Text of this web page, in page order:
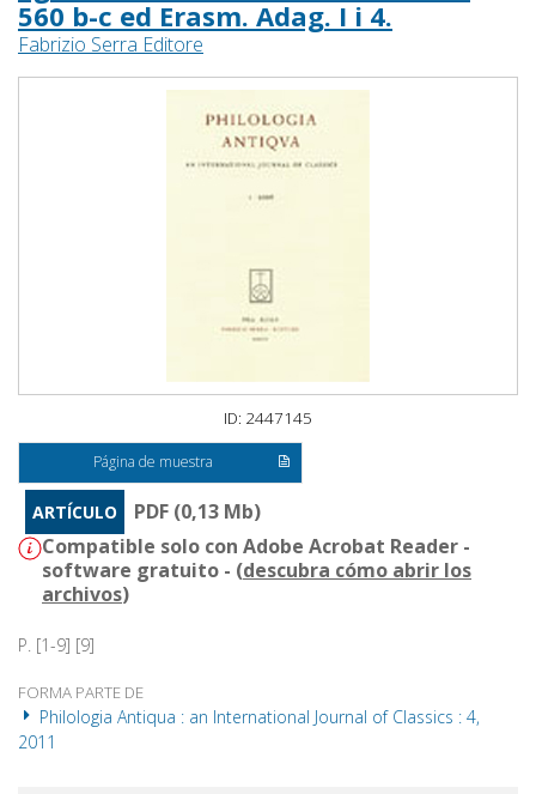
560 b-c ed Erasm. Adag. I i 4.
Fabrizio Serra Editore
ID: 2447145
Página de muestra
ARTÍCULO
PDF (0,13 Mb)
Compatible solo con Adobe Acrobat Reader -
software gratuito - (descubra cómo abrir los
archivos)
P. [1-9] [9]
FORMA PARTE DE
Philologia Antiqua : an International Journal of Classics : 4,
2011